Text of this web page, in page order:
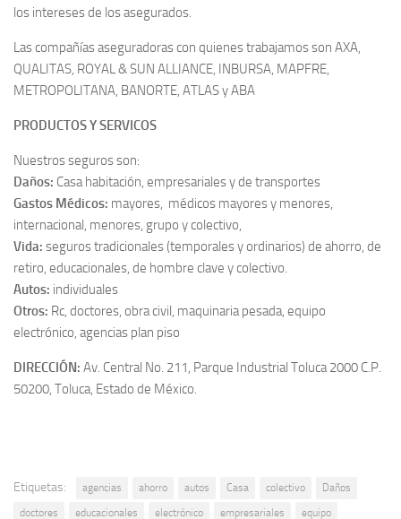
los intereses de los asegurados.
Las compañías aseguradoras con quienes trabajamos son AXA,
QUALITAS, ROYAL & SUN ALLIANCE, INBURSA, MAPFRE,
METROPOLITANA, BANORTE, ATLAS y ABA
PRODUCTOS Y SERVICOS
Nuestros seguros son:
Daños: Casa habitación, empresariales y de transportes
Gastos Médicos: mayores, médicos mayores y menores,
internacional, menores, grupo y colectivo,
Vida: seguros tradicionales (temporales y ordinarios) de ahorro, de
retiro, educacionales, de hombre clave y colectivo.
Autos: individuales
Otros: Rc, doctores, obra civil, maquinaria pesada, equipo
electrónico, agencias plan piso
DIRECCIÓN: Av. Central No. 211, Parque Industrial Toluca 2000 C.P.
50200, Toluca, Estado de México.
Etiquetas: agencias ahorro autos Casa colectivo
Daños
doctores
educacionales electrónico empresariales
equipo